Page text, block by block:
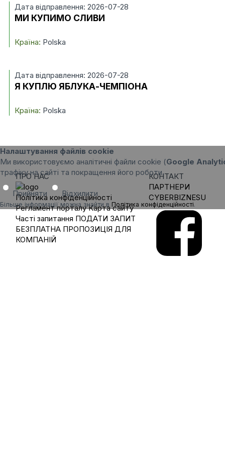
Дата відправлення: 2026-07-28
МИ КУПИМО СЛИВИ
Країна: Polska
Дата відправлення: 2026-07-28
Я КУПЛЮ ЯБЛУКА-ЧЕМПІОНА
Країна: Polska
Налаштування файлів cookie
Ми використовуємо аналітичні файли cookie (Google
трафіку на сайті та покращення його роботи.
Прийняти Відхилити
Більше інформації можна знайти в Політика конфіденційності.
ПРО НАС
Політика конфіденційності
Регламент порталу Карта сайту
Часті запитання ПОДАТИ ЗАПИТ
БЕЗПЛАТНА ПРОПОЗИЦІЯ ДЛЯ
КОМПАНІЙ
КОНТАКТ
ПАРТНЕРИ
CYBERBIZNESU